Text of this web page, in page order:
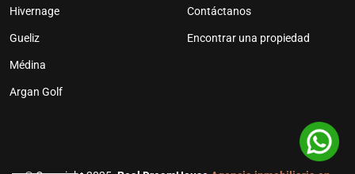
Hivernage
Gueliz
Médina
Argan Golf
Contáctanos
Encontrar una propiedad